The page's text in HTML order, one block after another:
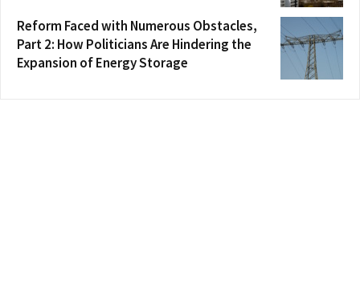
Reform Faced with Numerous Obstacles,
Part 2: How Politicians Are Hindering the
Expansion of Energy Storage